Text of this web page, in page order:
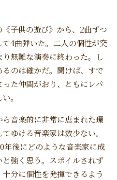
子供の遊び》から、2曲ずつ
4曲弾いた。二人の個性が突
無難な演奏に終わった。し
のは確かだ。聞けば、すで
た仲間がおり、ともにレパ
。
音楽的に非常に恵まれた環
ゆける音楽家は数少ない。
年後にどのような音楽家に成
強く思う。スポイルされず
分に個性を発揮できるよう